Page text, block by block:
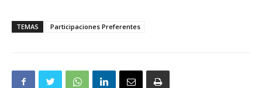
TEMAS Participaciones Preferentes